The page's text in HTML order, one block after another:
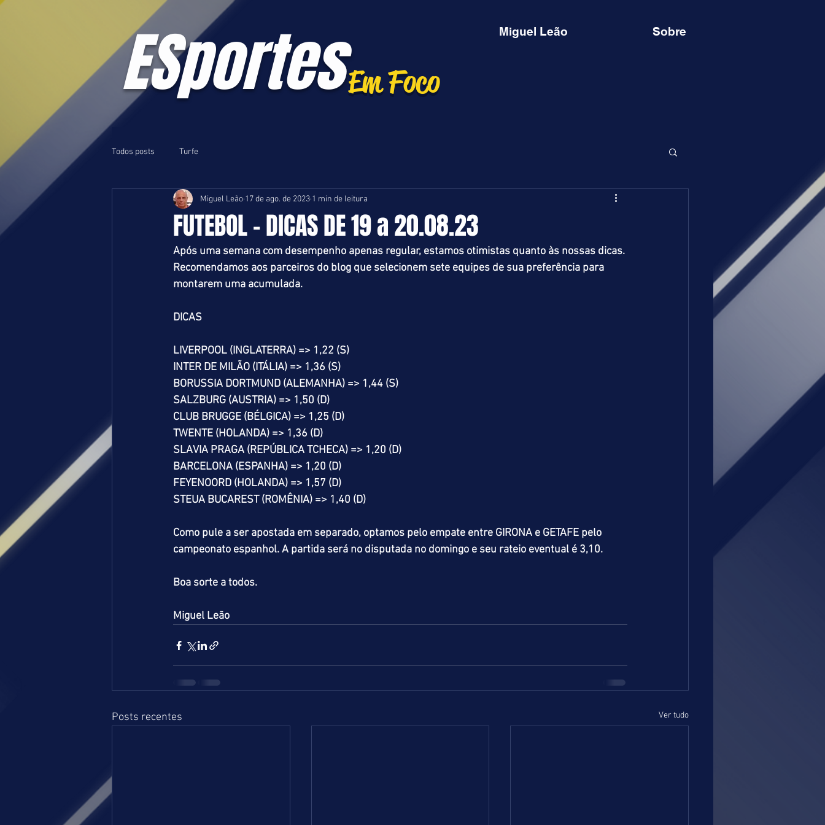
ESportesEm Foco
Miguel Leão Sobre
Todos posts Turfe
FUTEBOL - DICAS DE 19 a 20.08.23
Miguel Leão 17 de ago. de 2023 1 min de leitura
Após uma semana com desempenho apenas regular, estamos otimistas quanto às nossas dicas.
Recomendamos aos parceiros do blog que selecionem sete equipes de sua preferência para
montarem uma acumulada.
DICAS
LIVERPOOL (INGLATERRA) => 1,22 (S)
INTER DE MILÃO (ITÁLIA) => 1,36 (S)
BORUSSIA DORTMUND (ALEMANHA) => 1,44 (S)
SALZBURG (AUSTRIA) => 1,50 (D)
CLUB BRUGGE (BÉLGICA) => 1,25 (D)
TWENTE (HOLANDA) => 1,36 (D)
SLAVIA PRAGA (REPÚBLICA TCHECA) => 1,20 (D)
BARCELONA (ESPANHA) => 1,20 (D)
FEYENOORD (HOLANDA) => 1,57 (D)
STEUA BUCAREST (ROMÊNIA) => 1,40 (D)
Como pule a ser apostada em separado, optamos pelo empate entre GIRONA e GETAFE pelo
campeonato espanhol. A partida será no disputada no domingo e seu rateio eventual é 3,10.
Boa sorte a todos.
Miguel Leão
Posts recentes Ver tudo